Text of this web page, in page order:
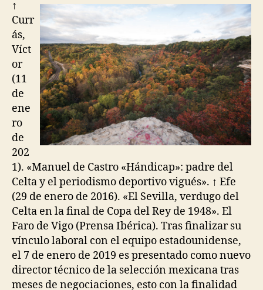
↑
Curr
ás,
Víct
or
(11
de
ene
ro
de
202
1). «Manuel de Castro «Hándicap»: padre del
Celta y el periodismo deportivo vigués». ↑ Efe
(29 de enero de 2016). «El Sevilla, verdugo del
Celta en la final de Copa del Rey de 1948». El
Faro de Vigo (Prensa Ibérica). Tras finalizar su
vínculo laboral con el equipo estadounidense,
el 7 de enero de 2019 es presentado como nuevo
director técnico de la selección mexicana tras
meses de negociaciones, esto con la finalidad